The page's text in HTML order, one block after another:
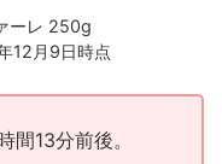
ーレ 250g
12月9日時点
間13分前後。